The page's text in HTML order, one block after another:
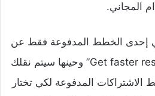
المجاني.
إحدى الخطط المدفوعة فقط عن
طريق الضغط على “Get faster results” وحينها سيتم نقلك
المدفوعة لكي تختار